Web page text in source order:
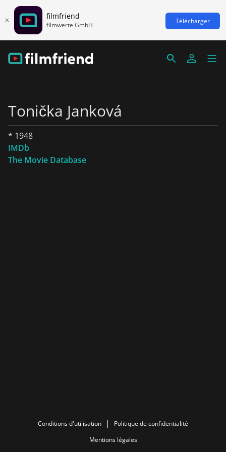
filmfriend
filmwerte GmbH Télécharger
Tonička Janková
* 1948
IMDb
The Movie Database
Conditions d'utilisation
Politique de confidentialité
Mentions légales